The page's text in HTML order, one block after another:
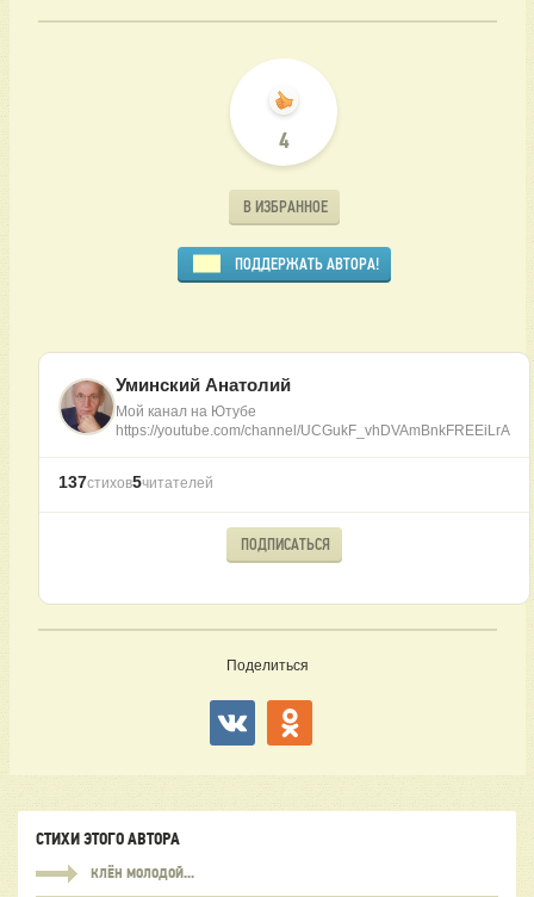
4
В ИЗБРАННОЕ
ПОДДЕРЖАТЬ АВТОРА!
Уминский Анатолий
Мой канал на Ютубе
https://youtube.com/channel/UCGukF_vhDVAmBnkFREEiLrA
137стихов5читателей
ПОДПИСАТЬСЯ
Поделиться
СТИХИ ЭТОГО АВТОРА
КЛЁН МОЛОДОЙ...